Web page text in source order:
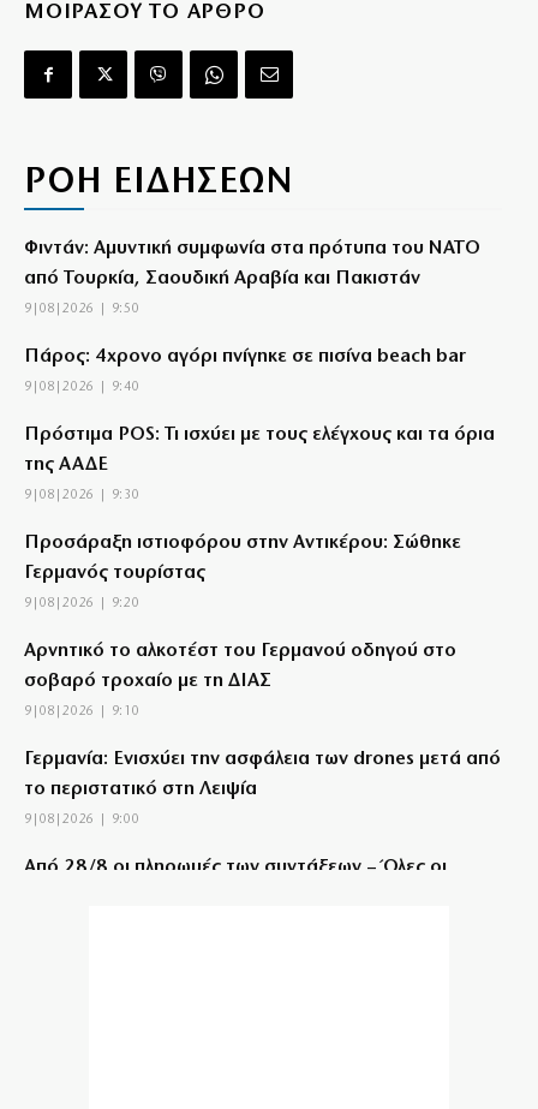
ΜΟΙΡΑΣΟΥ ΤΟ ΑΡΘΡΟ
ΡΟΗ ΕΙΔΗΣΕΩΝ
Φιντάν: Αμυντική συμφωνία στα πρότυπα του ΝΑΤΟ
από Τουρκία, Σαουδική Αραβία και Πακιστάν
9|08|2026 | 9:50
Πάρος: 4χρονο αγόρι πνίγηκε σε πισίνα beach bar
9|08|2026 | 9:40
Πρόστιμα POS: Τι ισχύει με τους ελέγχους και τα όρια
της ΑΑΔΕ
9|08|2026 | 9:30
Προσάραξη ιστιοφόρου στην Αντικέρου: Σώθηκε
Γερμανός τουρίστας
9|08|2026 | 9:20
Αρνητικό το αλκοτέστ του Γερμανού οδηγού στο
σοβαρό τροχαίο με τη ΔΙΑΣ
9|08|2026 | 9:10
Γερμανία: Ενισχύει την ασφάλεια των drones μετά από
το περιστατικό στη Λειψία
9|08|2026 | 9:00
Από 28/8 οι πληρωμές των συντάξεων – Όλες οι